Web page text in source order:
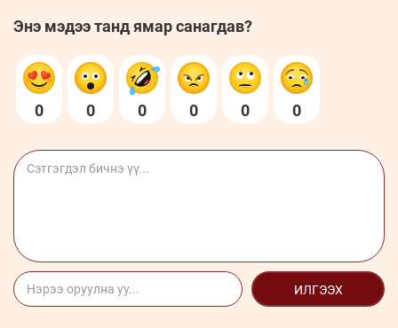
Энэ мэдээ танд ямар санагдав?
0 0 0 0 0 0
ИЛГЭЭХ